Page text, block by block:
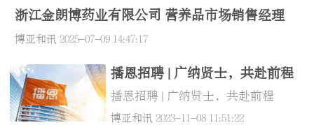
浙江金朗博药业有限公司 营养品市场销售经理
博亚和讯 2025-07-09 14:47:17
播恩招聘 | 广纳贤士，共赴前程
播恩招聘 | 广纳贤士，共赴前程
博亚和讯 2023-11-08 11:51:22